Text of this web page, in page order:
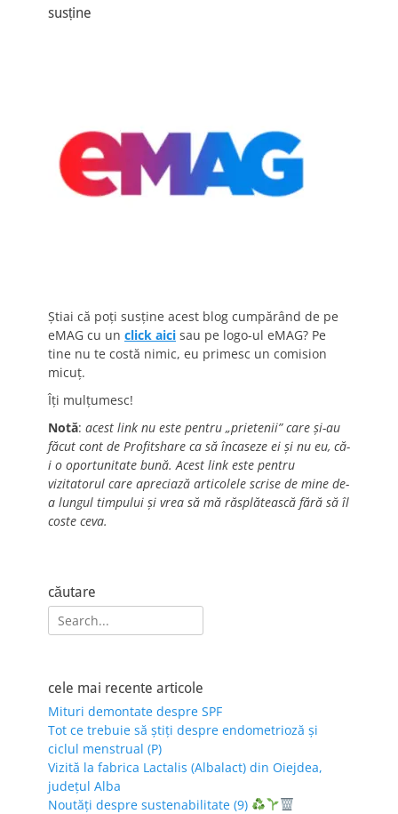
susține
Știai că poți susține acest blog cumpărând de pe
eMAG cu un click aici sau pe logo-ul eMAG? Pe
tine nu te costă nimic, eu primesc un comision
micuț.
Îți mulțumesc!
Notă: acest link nu este pentru „prietenii” care și-au
făcut cont de Profitshare ca să încaseze ei și nu eu, că-
i o oportunitate bună. Acest link este pentru
vizitatorul care apreciază articolele scrise de mine de-
a lungul timpului și vrea să mă răsplătească fără să îl
coste ceva.
căutare
Search
for:
cele mai recente articole
Mituri demontate despre SPF
Tot ce trebuie să știți despre endometrioză și
ciclul menstrual (P)
Vizită la fabrica Lactalis (Albalact) din Oiejdea,
județul Alba
Noutăți despre sustenabilitate (9)